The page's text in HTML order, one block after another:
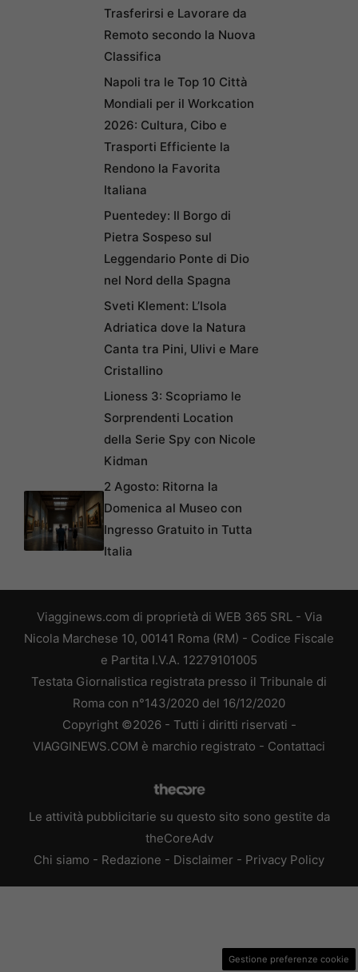
Trasferirsi e Lavorare da
Remoto secondo la Nuova
Classifica
Napoli tra le Top 10 Città
Mondiali per il Workcation
2026: Cultura, Cibo e
Trasporti Efficiente la
Rendono la Favorita
Italiana
Puentedey: Il Borgo di
Pietra Sospeso sul
Leggendario Ponte di Dio
nel Nord della Spagna
Sveti Klement: L’Isola
Adriatica dove la Natura
Canta tra Pini, Ulivi e Mare
Cristallino
Lioness 3: Scopriamo le
Sorprendenti Location
della Serie Spy con Nicole
Kidman
2 Agosto: Ritorna la
Domenica al Museo con
Ingresso Gratuito in Tutta
Italia
Viagginews.com di proprietà di WEB 365 SRL - Via
Nicola Marchese 10, 00141 Roma (RM) - Codice Fiscale
e Partita I.V.A. 12279101005
Testata Giornalistica registrata presso il Tribunale di
Roma con n°143/2020 del 16/12/2020
Copyright ©2026 - Tutti i diritti riservati -
VIAGGINEWS.COM è marchio registrato - Contattaci
Le attività pubblicitarie su questo sito sono gestite da
theCoreAdv
Chi siamo - Redazione - Disclaimer - Privacy Policy
Gestione preferenze cookie